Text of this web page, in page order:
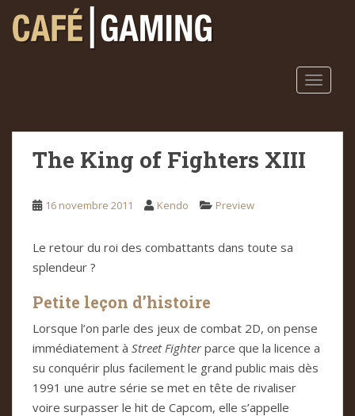
The King of Fighters XIII
16 novembre 2011 Kendo Preview
Le retour du roi des combattants dans toute sa
splendeur ?
Petite leçon d’histoire
Lorsque l’on parle des jeux de combat 2D, on pense
immédiatement à Street Fighterparce que la licence a
su conquérir plus facilement le grand public mais dès
1991 une autre série se met en tête de rivaliser
voire surpasser le hit de Capcom, elle s’appelle